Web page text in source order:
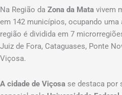
Na Região da Zona da Mata vivem
em 142 municípios, ocupando
região é dividida em 7
Juiz de Fora, Cataguases, Ponte
Viçosa.
A cidade de Viçosa se destaca por